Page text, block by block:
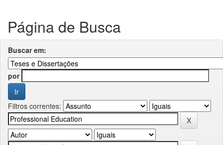
Página de Busca
Buscar em:
por
Filtros correntes: